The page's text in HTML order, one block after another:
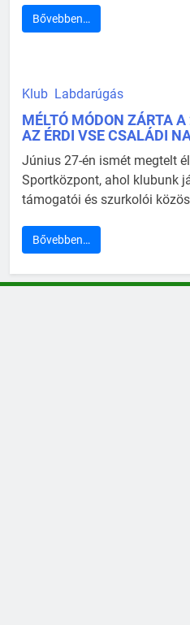
Bővebben…
Klub Labdarúgás
MÉLTÓ MÓDON ZÁRTA
AZ ÉRDI VSE CSALÁDI
Június 27-én ismét megtelt
Sportközpont, ahol klubunk
támogatói és szurkolói
Bővebben…